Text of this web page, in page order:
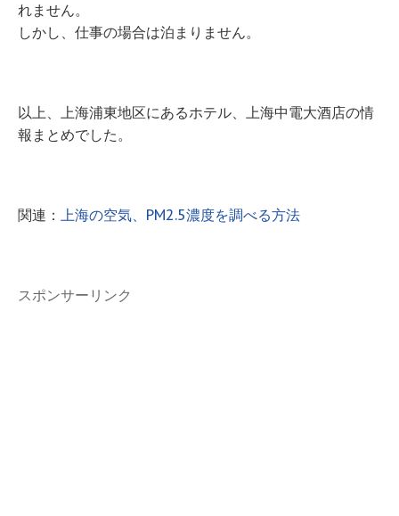
れません。
しかし、仕事の場合は泊まりません。
以上、上海浦東地区にあるホテル、上海中電大酒店の情
報まとめでした。
関連： 上海の空気、PM2.5濃度を調べる方法
スポンサーリンク